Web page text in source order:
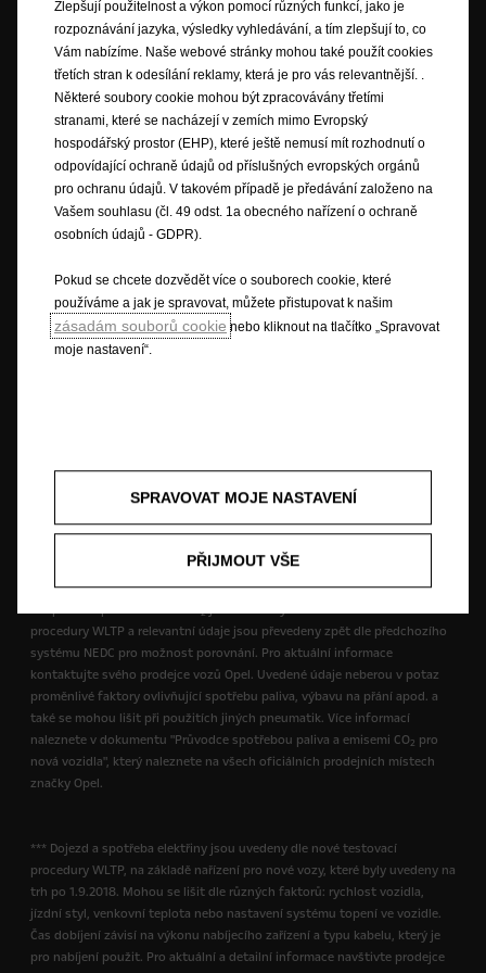
nebo mohou být dostupné pouze za příplatek. Opel si vyhrazuje právo
kdykoliv pozměnit specifikace výrobků. Pro získání specifikací
výrobků platných ve Vaší zemi se obraťte na svého prodejce Opel.
Ilustrace a popisy mohou odkazovat nebo zobrazovat výbavu za
příplatek, která není součástí standardní dodávky. Tyto informace jsou
aktuální k době uveřejnění. Vyhrazujeme si právo provádět změny v
designu i složení výbav. Barvy zde zobrazené jsou pouze přibližné.
Vyobrazená výbava na přání je dostupná za příplatek. Dostupnost,
zemi prodeje vozu. V některých zemích nemusí být některé prvky
dostupné vůbec, v jiných zase jen za příplatek. Přesné a aktuální
informace o našich vozidlech získáte u prodejce vozů Opel.
testů NEDC. Spotřeba paliva a emise CO2se mohou měnit v závislosti na
výbavě vozidla, použitých pneumatikách nebo nákladu. Pro aktuální
** Spotřeba paliva a emise CO2jsou uvedeny dle nové testovací
procedury WLTP a relevantní údaje jsou převedeny zpět dle předchozího
systému NEDC pro možnost porovnání. Pro aktuální informace
kontaktujte svého prodejce vozů Opel. Uvedené údaje neberou v potaz
proměnlivé faktory ovlivňující spotřebu paliva, výbavu na přání apod. a
také se mohou lišit při použitích jiných pneumatik. Více informací
naleznete v dokumentu "Průvodce spotřebou paliva a emisemi CO2 pro
nová vozidla", který naleznete na všech oficiálních prodejních místech
značky Opel.
*** Dojezd a spotřeba elektřiny jsou uvedeny dle nové testovací
procedury WLTP, na základě nařízení pro nové vozy, které byly uvedeny na
trh po 1.9.2018. Mohou se lišit dle různých faktorů: rychlost vozidla,
jízdní styl, venkovní teplota nebo nastavení systému topení ve vozidle.
Čas dobíjení závisí na výkonu nabíjecího zařízení a typu kabelu, který je
pro nabíjení použit. Pro aktuální a detailní informace navštivte prodejce
Zlepšují použitelnost a výkon pomocí různých funkcí, jako je
rozpoznávání jazyka, výsledky vyhledávání, a tím zlepšují to, co
Vám nabízíme. Naše webové stránky mohou také použít cookies
třetích stran k odesílání reklamy, která je pro vás relevantnější. .
Některé soubory cookie mohou být zpracovávány třetími
stranami, které se nacházejí v zemích mimo Evropský
hospodářský prostor (EHP), které ještě nemusí mít rozhodnutí o
odpovídající ochraně údajů od příslušných evropských orgánů
pro ochranu údajů. V takovém případě je předávání založeno na
Vašem souhlasu (čl. 49 odst. 1a obecného nařízení o ochraně
osobních údajů - GDPR).
Pokud se chcete dozvědět více o souborech cookie, které
používáme a jak je spravovat, můžete přistupovat k našim
zásadám souborů cookie nebo kliknout na tlačítko „Spravovat
moje nastavení“.
SPRAVOVAT MOJE NASTAVENÍ
PŘIJMOUT VŠE